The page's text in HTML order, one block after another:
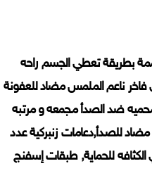
بسماكة 27 سم حيث انها تحتوي على اكثر من 440 نبرك مصممة بطريقة تعطي الجسم راحه
ناعم الملمس مضاد للعفونة
المكونات : زنبرك 2.4 ملم مرنه و قويه , محميه ضد الصدأ مجمعه و مرتبه
اطار 5 ملم لدعم محيط الفرشه مضاد للصدأ,دعامات زنبركية عدد
الكثافه للحماية, طبقات إسفنج